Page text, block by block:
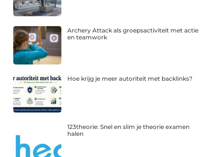
Archery Attack als groepsactiviteit met actie
en teamwork
Hoe krijg je meer autoriteit met backlinks?
123theorie: Snel en slim je theorie examen
halen